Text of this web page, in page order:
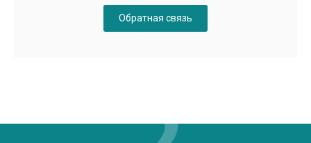
Обратная связь